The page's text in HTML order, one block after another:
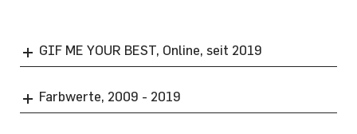
GIF ME YOUR BEST, Online, seit 2019
Farbwerte, 2009 - 2019